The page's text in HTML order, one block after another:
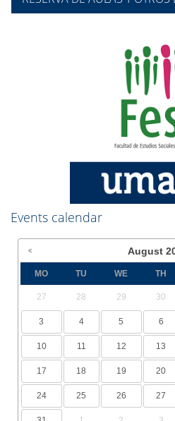
Events calendar
August
MO TU WE TH
27 28 29 30
3 4 5 6
10 11 12 13
17 18 19 20
24 25 26 27